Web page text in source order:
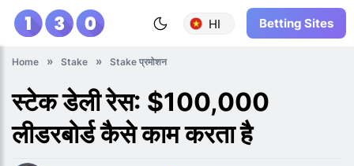
HI Betting Sites
Home Stake Stake प्रमोशन
स्टेक डेली रेस: $100,000
लीडरबोर्ड कैसे काम करता है